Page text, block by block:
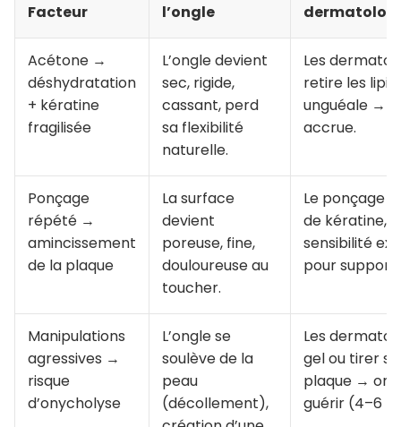
Facteur l’ongle
Acétone →
déshydratation
+ kératine
fragilisée
L’ongle devient
sec, rigide,
cassant, perd
sa flexibilité
naturelle.
Les
retire les
unguéale →
accrue.
Ponçage
répété →
amincissement
de la plaque
La surface
devient
poreuse, fine,
douloureuse au
toucher.
Le ponçage
de kératine,
sensibilité
pour
Manipulations
agressives →
risque
d’onycholyse
L’ongle se
soulève de la
peau
(décollement),
Les
gel ou tirer
plaque →
guérir (4–6